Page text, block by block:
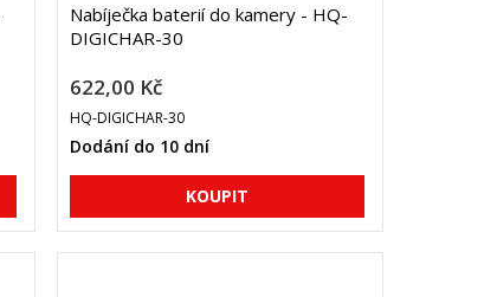
Nabíječka baterií do kamery - HQ-
DIGICHAR-30
622,00 Kč
HQ-DIGICHAR-30
Dodání do 10 dní